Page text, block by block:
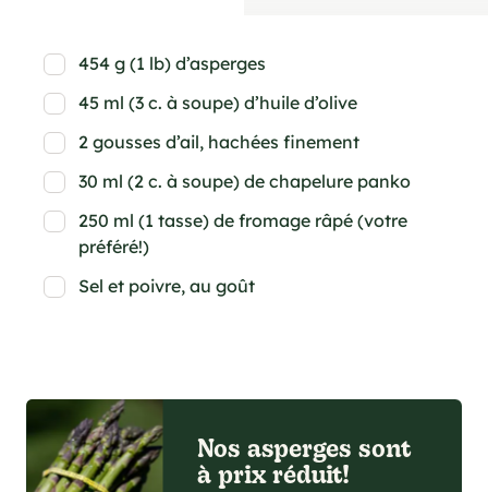
454 g (1 lb) d’asperges
45 ml (3 c. à soupe) d’huile d’olive
2 gousses d’ail, hachées finement
30 ml (2 c. à soupe) de chapelure panko
250 ml (1 tasse) de fromage râpé (votre
préféré!)
Sel et poivre, au goût
Nos asperges sont
à prix réduit!